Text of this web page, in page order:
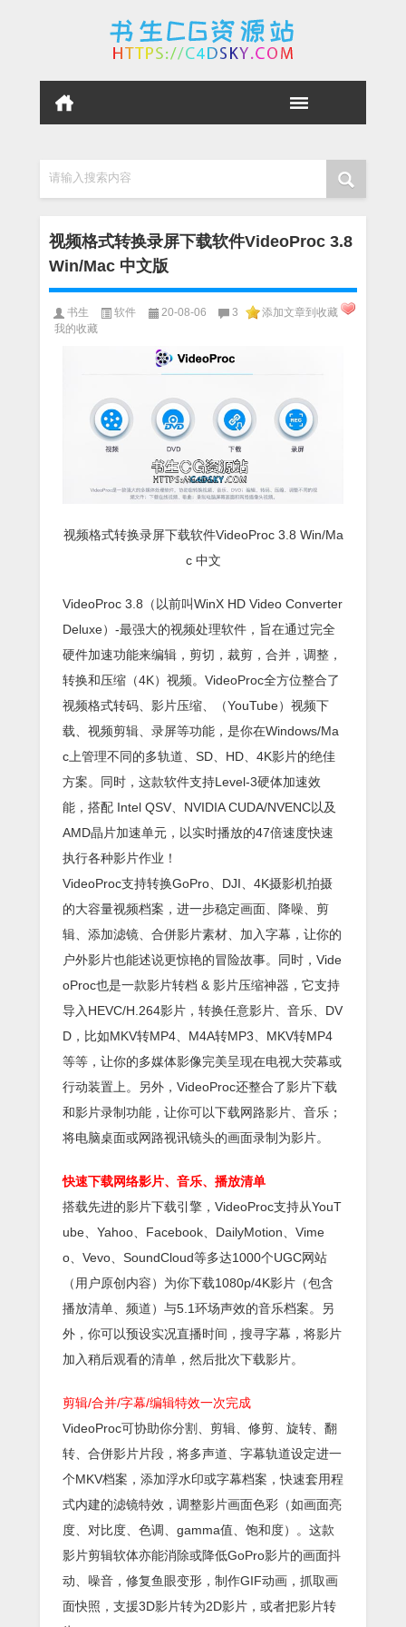
请输入搜索内容
视频格式转换录屏下载软件VideoProc 3.8
Win/Mac 中文版
书生 软件 20-08-06 3
添加文章到收藏
我的收藏
视频格式转换录屏下载软件VideoProc 3.8 Win/Ma
c 中文
VideoProc 3.8（以前叫WinX HD Video Converter
Deluxe）-最强大的视频处理软件，旨在通过完全
硬件加速功能来编辑，剪切，裁剪，合并，调整，
转换和压缩（4K）视频。VideoProc全方位整合了
视频格式转码、影片压缩、（YouTube）视频下
载、视频剪辑、录屏等功能，是你在Windows/Ma
c上管理不同的多轨道、SD、HD、4K影片的绝佳
方案。同时，这款软件支持Level-3硬体加速效
能，搭配 Intel QSV、NVIDIA CUDA/NVENC以及
AMD晶片加速单元，以实时播放的47倍速度快速
执行各种影片作业！
VideoProc支持转换GoPro、DJI、4K摄影机拍摄
的大容量视频档案，进一步稳定画面、降噪、剪
辑、添加滤镜、合併影片素材、加入字幕，让你的
户外影片也能述说更惊艳的冒险故事。同时，Vide
oProc也是一款影片转档 & 影片压缩神器，它支持
导入HEVC/H.264影片，转换任意影片、音乐、DV
D，比如MKV转MP4、M4A转MP3、MKV转MP4
等等，让你的多媒体影像完美呈现在电视大荧幕或
行动装置上。另外，VideoProc还整合了影片下载
和影片录制功能，让你可以下载网路影片、音乐；
将电脑桌面或网路视讯镜头的画面录制为影片。
快速下载网络影片、音乐、播放清单
搭载先进的影片下载引擎，VideoProc支持从YouT
ube、Yahoo、Facebook、DailyMotion、Vime
o、Vevo、SoundCloud等多达1000个UGC网站
（用户原创内容）为你下载1080p/4K影片（包含
播放清单、频道）与5.1环场声效的音乐档案。另
外，你可以预设实况直播时间，搜寻字幕，将影片
加入稍后观看的清单，然后批次下载影片。
剪辑/合并/字幕/编辑特效一次完成
VideoProc可协助你分割、剪辑、修剪、旋转、翻
转、合併影片片段，将多声道、字幕轨道设定进一
个MKV档案，添加浮水印或字幕档案，快速套用程
式内建的滤镜特效，调整影片画面色彩（如画面亮
度、对比度、色调、gamma值、饱和度）。这款
影片剪辑软体亦能消除或降低GoPro影片的画面抖
动、噪音，修复鱼眼变形，制作GIF动画，抓取画
面快照，支援3D影片转为2D影片，或者把影片转